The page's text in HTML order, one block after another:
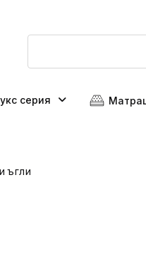
серия
ъгли